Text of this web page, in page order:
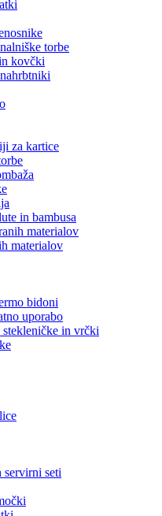
torbe
kovčki
za kartice
in bambusa
materialov
materialov
bidoni
uporabo
in vrčki
servirni seti